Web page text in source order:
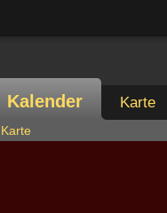
Kalender Karte
Karte